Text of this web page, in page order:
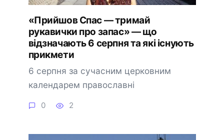
«Прийшов Спас — тримай
рукавички про запас» — що
відзначають 6 серпня та які існують
прикмети
6 серпня за сучасним церковним
календарем православні
0 2